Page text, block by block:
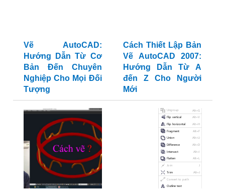
Vẽ AutoCAD:
Hướng Dẫn Từ Cơ
Bản Đến Chuyên
Nghiệp Cho Mọi Đối
Tượng
Cách Thiết Lập Bản
Vẽ AutoCAD 2007:
Hướng Dẫn Từ A
đến Z Cho Người
Mới